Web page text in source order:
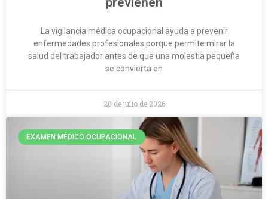
La vigilancia médica ocupacional ayuda a prevenir
enfermedades profesionales porque permite mirar la
salud del trabajador antes de que una molestia pequeña
se convierta en
20 de julio de 2026
EXAMEN MÉDICO OCUPACIONAL